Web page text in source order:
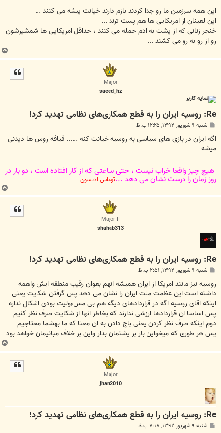
ت
این همه سرزمین ما رو جدا کردند بازم دارند خیانت پیشه می کنند ...
این لعینان از امریکایی ها هم پست ترند ...
خنجر زنانی که از پشت به ادم حمله می کنند ، حداقل امریکایی ها شمشیرشون
رو از رو به رو می کشند ...
Major
saeed_hz
Re: روسیه ایران را به قطع همکاری‌های نظامی تهدید کرد!
ت
شنبه ۹ شهریور ۱۳۹۲, ۱۲:۲۵ ب.ظ
اگه ایران در بازی های سیاسی به روسیه خیانت کنه ...... قیافه روس ها دیدنی
میشه
هیچ چیز واقعا خراب نیست ، حتی ساعتی كه از كار افتاده است ، دو بار در
روز زمان را درست نشان می دهد ...توماس ادیسون
Major II
shahab313
Re: روسیه ایران را به قطع همکاری‌های نظامی تهدید کرد!
ت
شنبه ۹ شهریور ۱۳۹۲, ۲:۵۱ ب.ظ
روسیه نیز مانند امریکا از ایران همیشه انهم بعوان رقیب منطقه ایش واهمه
داشته است این عظمت ملت ایران را نشان می دهد پس گرفتن شکایت یعنی
اینکه اقای روسیه اگه در قراردادهای دیگه هم بی مسءولیت بودی اشکال نداره
پس اساسا ان قراردادها ارزشی ندارند که بخاطر انها از شکایت صرف نظر کنیم
دوم اینکه صرف نظر کردن یعنی باج دادن به ان معنا که ما بهشما محتاجیم
پس هر طوری که میخواین بار بر پشتمان بذار واین بر خلاف مبانیمان خواهد بود
Major
jhan2010
Re: روسیه ایران را به قطع همکاری‌های نظامی تهدید کرد!
شنبه ۹ شهریور ۱۳۹۲, ۷:۱۸ ب.ظ